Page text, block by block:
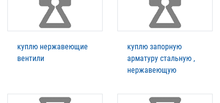
куплю нержавеющие
вентили
куплю запорную
арматуру стальную ,
нержавеющую